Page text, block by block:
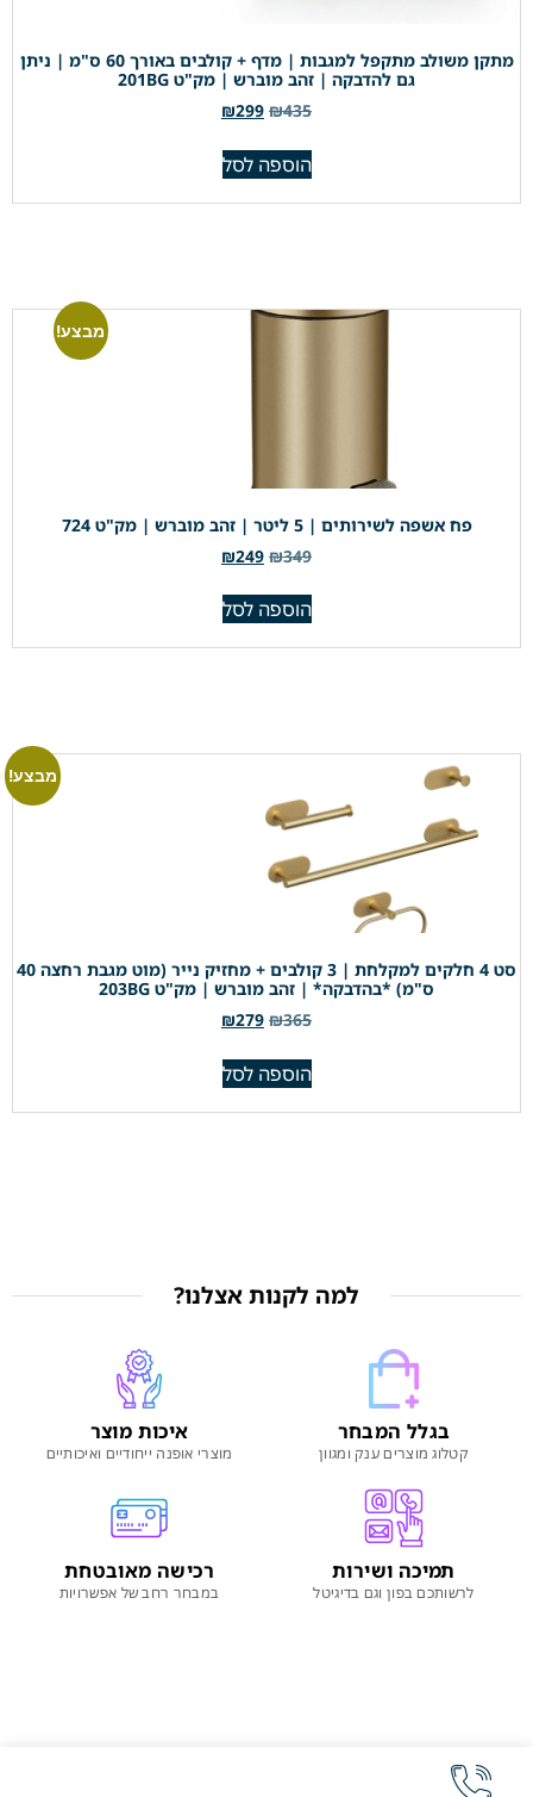
מתקן משולב מתקפל למגבות | מדף + קולבים באורך 60 ס"מ | ניתן
גם להדבקה | זהב מוברש | מק"ט 201BG
₪435
₪299
הוספה לסל
מבצע!
פח אשפה לשירותים | 5 ליטר | זהב מוברש | מק"ט 724
₪349
₪249
הוספה לסל
מבצע!
סט 4 חלקים למקלחת | 3 קולבים + מחזיק נייר (מוט מגבת רחצה 40
ס"מ) *בהדבקה* | זהב מוברש | מק"ט 203BG
₪365
₪279
הוספה לסל
למה לקנות אצלנו?
בגלל המבחר
קטלוג מוצרים ענק ומגוון
איכות מוצר
מוצרי אופנה ייחודיים ואיכותיים
תמיכה ושירות
לרשותכם בפון וגם בדיגיטל
רכישה מאובטחת
במבחר רחב של אפשרויות